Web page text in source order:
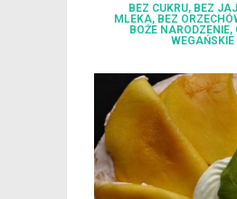
BEZ CUKRU, BEZ
MLEKA, BEZ
BOŻE NARODZENIE,
WEGAŃSKIE